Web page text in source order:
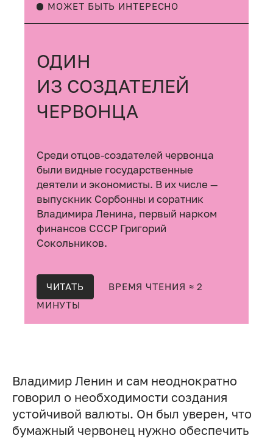
МОЖЕТ БЫТЬ ИНТЕРЕСНО
ОДИН
ИЗ СОЗДАТЕЛЕЙ
ЧЕРВОНЦА
Среди отцов-создателей червонца
были видные государственные
деятели и экономисты. В их числе —
выпускник Сорбонны и соратник
Владимира Ленина, первый нарком
финансов СССР Григорий
Сокольников.
ЧИТАТЬ
ВРЕМЯ ЧТЕНИЯ ≈ 2
МИНУТЫ
Владимир Ленин и сам неоднократно
говорил о необходимости создания
устойчивой валюты. Он был уверен, что
бумажный червонец нужно обеспечить